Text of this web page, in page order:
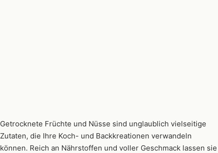
Getrocknete Früchte und Nüsse sind unglaublich vielseitige
Zutaten, die Ihre Koch- und Backkreationen verwandeln
können. Reich an Nährstoffen und voller Geschmack lassen sie